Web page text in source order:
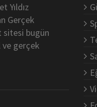
Yıldız
Gerçek
sitesi bugün
ve gerçek